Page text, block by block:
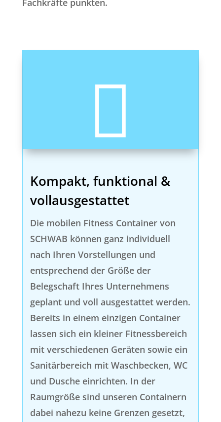
Fachkräfte punkten.

Kompakt, funktional &
vollausgestattet
Die mobilen Fitness Container von
SCHWAB können ganz individuell
nach Ihren Vorstellungen und
entsprechend der Größe der
Belegschaft Ihres Unternehmens
geplant und voll ausgestattet werden.
Bereits in einem einzigen Container
lassen sich ein kleiner Fitnessbereich
mit verschiedenen Geräten sowie ein
Sanitärbereich mit Waschbecken, WC
und Dusche einrichten. In der
Raumgröße sind unseren Containern
dabei nahezu keine Grenzen gesetzt,